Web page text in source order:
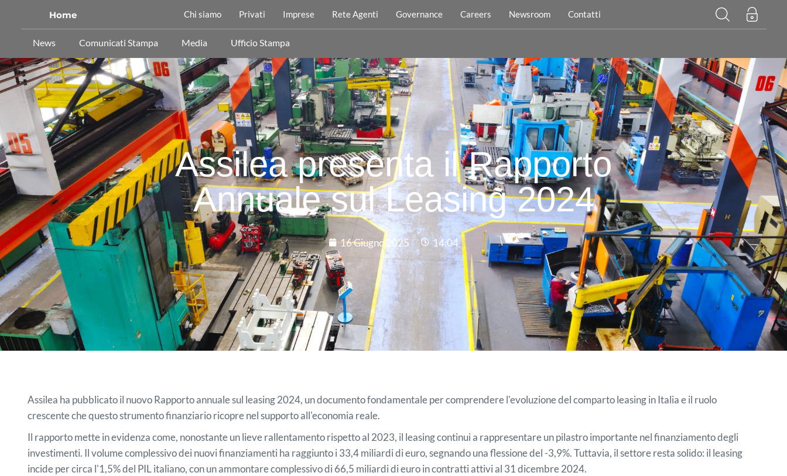
Home Chi siamo Privati Imprese Rete Agenti Governance Careers Newsroom Contatti
News Comunicati Stampa Media Ufficio Stampa
Assilea presenta il Rapporto
Annuale sul Leasing 2024
16 Giugno 2025 14:04
Assilea ha pubblicato il nuovo Rapporto annuale sul leasing 2024, un documento fondamentale per comprendere l'evoluzione del comparto leasing in Italia e il ruolo
crescente che questo strumento finanziario ricopre nel supporto all'economia reale.
Il rapporto mette in evidenza come, nonostante un lieve rallentamento rispetto al 2023, il leasing continui a rappresentare un pilastro importante nel finanziamento degli
investimenti. Il volume complessivo dei nuovi finanziamenti ha raggiunto i 33,4 miliardi di euro, segnando una flessione del -3,9%. Tuttavia, il settore resta solido: il leasing
incide per circa l'1,5% del PIL italiano, con un ammontare complessivo di 66,5 miliardi di euro in contratti attivi al 31 dicembre 2024.